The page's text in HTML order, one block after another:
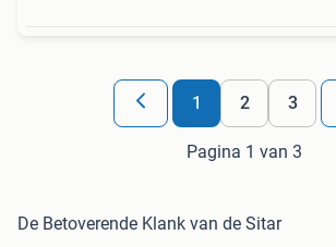
1 2 3
Pagina 1 van 3
De Betoverende Klank van de Sitar